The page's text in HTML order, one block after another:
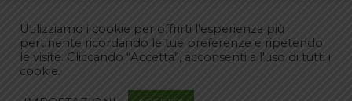
Commenti recenti
Utilizziamo i cookie per offrirti l'esperienza più
pertinente ricordando le tue preferenze e ripetendo
le visite. Cliccando “Accetta”, acconsenti all'uso di tutti i
cookie.